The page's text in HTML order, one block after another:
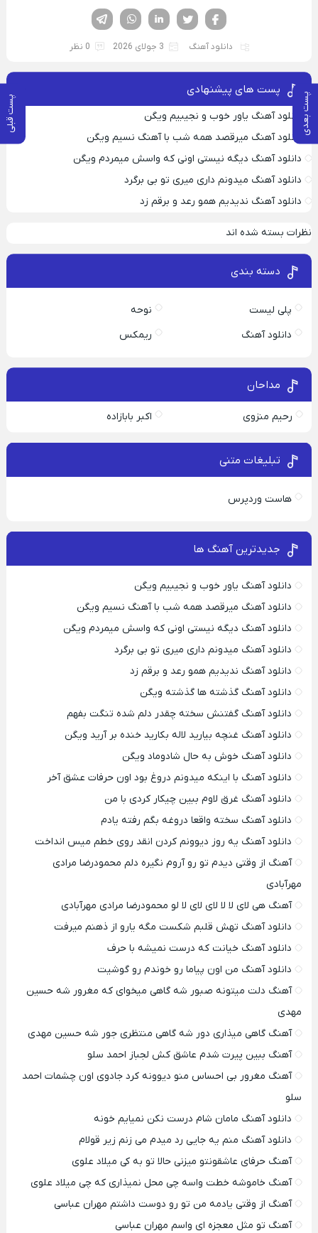
پست بعدی پست قبلی
لینکدین تویتر
فیسوک
دانلود آهنگ 3 جولای 2026 0 نظر
پست های پیشنهادی
دانلود آهنگ یاور خوب و نجیبیم ویگن
دانلود آهنگ میرقصد همه شب با آهنگ نسیم ویگن
دانلود آهنگ دیگه نیستی اونی که واسش میمردم ویگن
دانلود آهنگ میدونم داری میری تو بی برگرد
دانلود آهنگ ندیدیم همو رعد و برقم زد
نظرات بسته شده اند
دسته بندی
پلی لیست
نوحه
دانلود آهنگ
ریمکس
مداحان
رحیم منزوی اکبر بابازاده
تبلیغات متنی
هاست وردپرس
جدیدترین آهنگ ها
دانلود آهنگ یاور خوب و نجیبیم ویگن
دانلود آهنگ میرقصد همه شب با آهنگ نسیم ویگن
دانلود آهنگ دیگه نیستی اونی که واسش میمردم ویگن
دانلود آهنگ میدونم داری میری تو بی برگرد
دانلود آهنگ ندیدیم همو رعد و برقم زد
دانلود آهنگ گذشته ها گذشته ویگن
دانلود آهنگ گفتنش سخته چقدر دلم شده تنگت بفهم
دانلود آهنگ غنچه بیارید لاله بکارید خنده بر آرید ویگن
دانلود آهنگ خوش به حال شادوماد ویگن
دانلود آهنگ با اینکه میدونم دروغ بود اون حرفات عشق آخر
دانلود آهنگ غرق لاوم ببین چیکار کردی با من
دانلود آهنگ سخته واقعا دروغه بگم رفته یادم
دانلود آهنگ یه روز دیوونم کردن انقد روی خطم میس انداخت
آهنگ از وقتی دیدم تو رو آروم نگیره دلم محمودرضا مرادی
مهرآبادی
آهنگ هی لای لا لا لای لای لا لو محمودرضا مرادی مهرآبادی
دانلود آهنگ تهش قلبم شکست مگه یارو از ذهنم میرفت
دانلود آهنگ خیانت که درست نمیشه با حرف
دانلود آهنگ من اون پیاما رو خوندم رو گوشیت
آهنگ دلت میتونه صبور شه گاهی میخوای که مغرور شه حسین
مهدی
آهنگ گاهی میذاری دور شه گاهی منتظری جور شه حسین مهدی
آهنگ ببین پیرت شدم عاشق کش لجباز احمد سلو
آهنگ مغرور بی احساس منو دیوونه کرد جادوی اون چشمات احمد
سلو
دانلود آهنگ مامان شام درست نکن نمیایم خونه
دانلود آهنگ منم یه جایی رد میدم می زنم زیر قولام
آهنگ حرفای عاشقونتو میزنی حالا تو به کی میلاد علوی
آهنگ خاموشه خطت واسه چی محل نمیذاری که چی میلاد علوی
آهنگ از وقتی یادمه من تو رو دوست داشتم مهران عباسی
آهنگ تو مثل معجزه ای واسم مهران عباسی